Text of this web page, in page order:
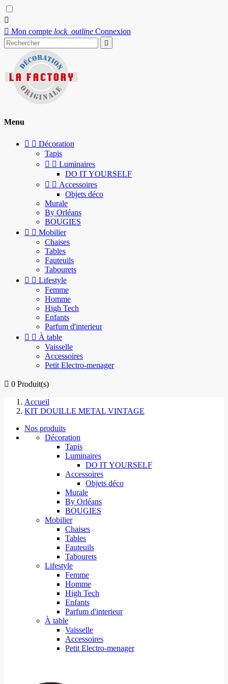

 Mon compte lock_outline Connexion

Menu
  Décoration
Tapis
  Luminaires
DO IT YOURSELF
  Accessoires
Objets déco
Murale
By Orléans
BOUGIES
  Mobilier
Chaises
Tables
Fauteuils
Tabourets
  Lifestyle
Femme
Homme
High Tech
Enfants
Parfum d'interieur
  À table
Vaisselle
Accessoires
Petit Electro-menager
 0 Produit(s)
Accueil
KIT DOUILLE METAL VINTAGE
Nos produits
Décoration
Tapis
Luminaires
DO IT YOURSELF
Accessoires
Objets déco
Murale
By Orléans
BOUGIES
Mobilier
Chaises
Tables
Fauteuils
Tabourets
Lifestyle
Femme
Homme
High Tech
Enfants
Parfum d'interieur
À table
Vaisselle
Accessoires
Petit Electro-menager